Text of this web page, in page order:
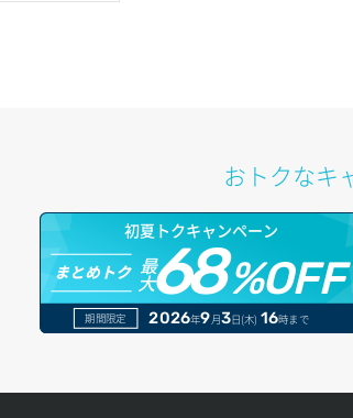
ン管理
おトクなキ
初夏トクキャンペーン
まとめトク 最
大68%OFF
期間限定 2026年9月3日(木) 16時まで